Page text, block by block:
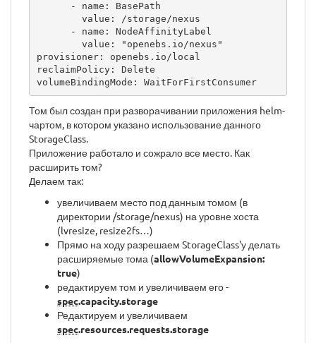
provisioner: openebs.io/local
reclaimPolicy: Delete
volumeBindingMode: WaitForFirstConsumer
Том был создан при разворачивании приложения helm-
чартом, в котором указано использование данного
StorageClass.
Приложение работало и сожрало все место. Как
расширить том?
Делаем так:
увеличиваем место под данным томом (в
директории /storage/nexus) на уровне хоста
(lvresize, resize2fs…)
Прямо на ходу разрешаем StorageClass'у делать
расширяемые тома (allowVolumeExpansion:
true)
редактируем том и увеличиваем его -
spec.capacity.storage
Редактируем и увеличиваем
spec.resources.requests.storage